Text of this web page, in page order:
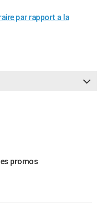
par rapport a la
promos